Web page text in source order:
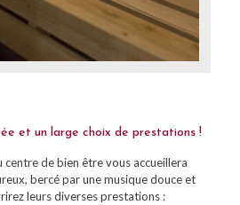
et un large choix de prestations !
centre de bien être vous accueillera
bercé par une musique douce et
leurs diverses prestations :